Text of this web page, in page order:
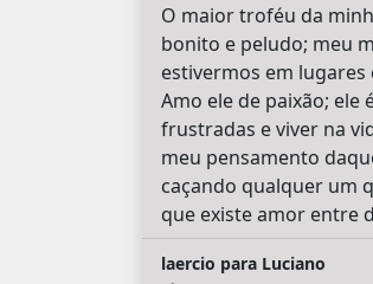
O maior troféu da
bonito e peludo; meu
estivermos em
Amo ele de paixão; ele
frustradas e viver na
meu pensamento
caçando qualquer um
que existe amor entre
laercio para Luciano